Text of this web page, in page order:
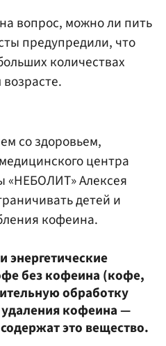
вопрос, можно ли пить
предупредили, что
количествах
со здоровьем,
центра
«НЕБОЛИТ» Алексея
детей и
кофеина.
энергетические
без кофеина (кофе,
обработку
кофеина —
это вещество.